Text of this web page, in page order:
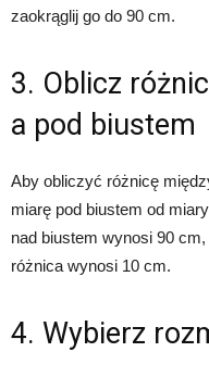
zaokrąglij go do 90 cm.
3. Oblicz
a pod biustem
Aby obliczyć różnicę
miarę pod biustem od
nad biustem wynosi 90
różnica wynosi 10 cm.
4. Wybierz